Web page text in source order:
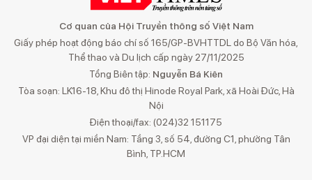
Cơ quan của Hội Truyền thông số Việt Nam
Giấy phép hoạt động báo chí số 165/GP-BVHTTDL do Bộ Văn hóa,
Thể thao và Du lịch cấp ngày 27/11/2025
Tổng Biên tập: Nguyễn Bá Kiên
Tòa soạn: LK16-18, Khu đô thị Hinode Royal Park, xã Hoài Đức, Hà
Nội
Điện thoại/fax: (024)32 151175
VP đại diện tại miền Nam: Tầng 3, số 54, đường C1, phường Tân
Bình, TP.HCM